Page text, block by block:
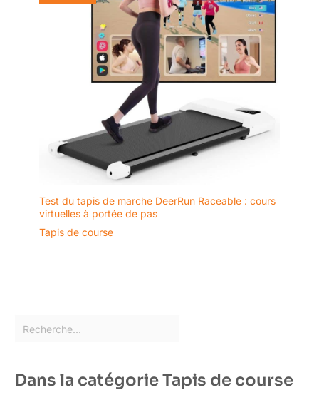
Test du tapis de marche DeerRun Raceable : cours
virtuelles à portée de pas
Tapis de course
Dans la catégorie Tapis de course